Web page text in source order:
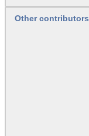
Other contributors